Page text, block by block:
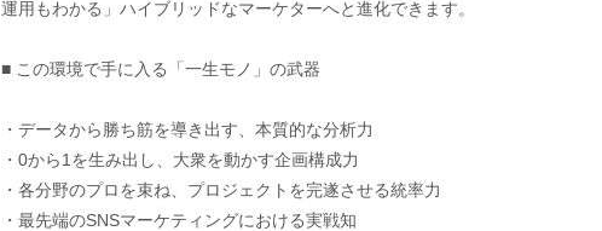
運用もわかる」ハイブリッドなマーケターへと進化できます。
■ この環境で手に入る「一生モノ」の武器
・データから勝ち筋を導き出す、本質的な分析力
・0から1を生み出し、大衆を動かす企画構成力
・各分野のプロを束ね、プロジェクトを完遂させる統率力
・最先端のSNSマーケティングにおける実戦知